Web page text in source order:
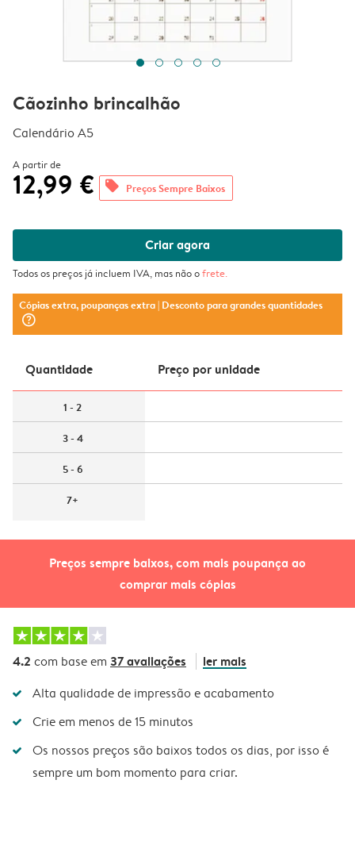
Preços sempre baixos, com mais poupança ao
comprar mais cópias
Cãozinho brincalhão
Calendário A5
A partir de
12,99 € offers Preços Sempre Baixos
Criar agora
Todos os preços já incluem IVA, mas não ofrete.
Cópias extra, poupanças extra| Desconto para grandes quantidades
question_mark_circle
Quantidade Preço por unidade
1 - 2
3 - 4
5 - 6
7+
4.2 com base em 37 avaliações ler mais
Alta qualidade de impressão e acabamento
Crie em menos de 15 minutos
Os nossos preços são baixos todos os dias, por isso é
sempre um bom momento para criar.